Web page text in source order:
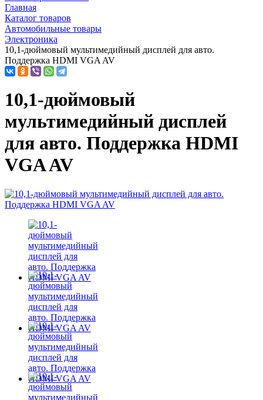
Главная
Каталог товаров
Автомобильные товары
Электроника
10,1-дюймовый мультимедийный дисплей для авто.
Поддержка HDMI VGA AV
10,1-дюймовый
мультимедийный дисплей
для авто. Поддержка HDMI
VGA AV